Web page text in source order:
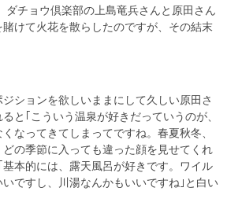
ダチョウ倶楽部の上島竜兵さんと原田さん
けて火花を散らしたのですが、その結末
ションを欲しいままにして久しい原田さ
と｢こういう温泉が好きだっていうのが、
なってきてしまってですね。春夏秋冬、
の季節に入っても違った顔を見せてくれ
基本的には、露天風呂が好きです。ワイル
いですし、川湯なんかもいいですね｣と白い